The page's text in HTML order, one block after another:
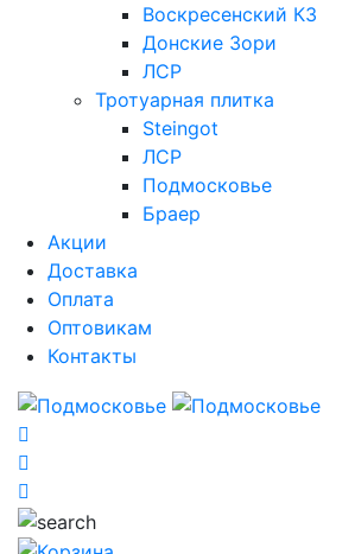
Воскресенский КЗ
Донские Зори
ЛСР
Тротуарная плитка
Steingot
ЛСР
Подмосковье
Браер
Акции
Доставка
Оплата
Оптовикам
Контакты